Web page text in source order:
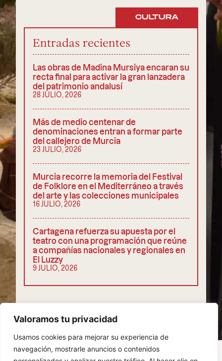
Valoramos tu privacidad
Usamos cookies para mejorar su experiencia de
navegación, mostrarle anuncios o contenidos
COMPARTIR
CULTURA
Entradas recientes
Las obras de Madina Mursiya encaran su
recta final para activar la gran lanzadera
del patrimonio andalusí
28 JULIO, 2026
Más de medio centenar de
denominaciones entran a formar parte
del callejero de Murcia
23 JULIO, 2026
Murcia recorre la memoria del Festival
de Folklore en el Mediterráneo a través
del arte y las colecciones municipales
16 JULIO, 2026
Cartagena refuerza su apuesta por el
teatro con una programación que reúne
a compañías nacionales y regionales en
El Luzzy
9 JULIO, 2026